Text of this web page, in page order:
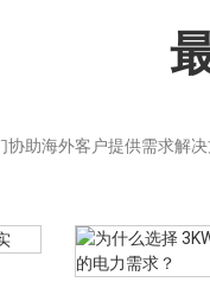
协助海外客户提供需求解